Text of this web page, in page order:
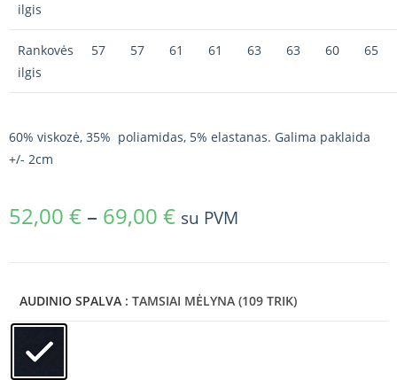
ilgis
Rankovės
ilgis
57 57 61 61 63 63 60 65
60% viskozė, 35% poliamidas, 5% elastanas. Galima paklaida
+/- 2cm
52,00 € – 69,00 € su PVM
AUDINIO SPALVA : TAMSIAI MĖLYNA (109 TRIK)